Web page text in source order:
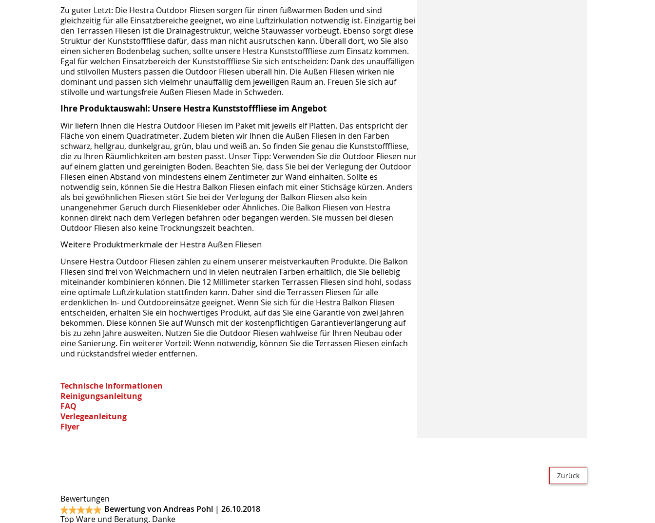
Zu guter Letzt: Die Hestra Outdoor Fliesen sorgen für einen fußwarmen Boden und sind
gleichzeitig für alle Einsatzbereiche geeignet, wo eine Luftzirkulation notwendig ist. Einzigartig bei
den Terrassen Fliesen ist die Drainagestruktur, welche Stauwasser vorbeugt. Ebenso sorgt diese
Struktur der Kunststofffliese dafür, dass man nicht ausrutschen kann. Überall dort, wo Sie also
einen sicheren Bodenbelag suchen, sollte unsere Hestra Kunststofffliese zum Einsatz kommen.
Egal für welchen Einsatzbereich der Kunststofffliese Sie sich entscheiden: Dank des unauffälligen
und stilvollen Musters passen die Outdoor Fliesen überall hin. Die Außen Fliesen wirken nie
dominant und passen sich vielmehr unauffällig dem jeweiligen Raum an. Freuen Sie sich auf
stilvolle und wartungsfreie Außen Fliesen Made in Schweden.
Ihre Produktauswahl: Unsere Hestra Kunststofffliese im Angebot
Wir liefern Ihnen die Hestra Outdoor Fliesen im Paket mit jeweils elf Platten. Das entspricht der
Fläche von einem Quadratmeter. Zudem bieten wir Ihnen die Außen Fliesen in den Farben
schwarz, hellgrau, dunkelgrau, grün, blau und weiß an. So finden Sie genau die Kunststofffliese,
die zu Ihren Räumlichkeiten am besten passt. Unser Tipp: Verwenden Sie die Outdoor Fliesen nur
auf einem glatten und gereinigten Boden. Beachten Sie, dass Sie bei der Verlegung der Outdoor
Fliesen einen Abstand von mindestens einem Zentimeter zur Wand einhalten. Sollte es
notwendig sein, können Sie die Hestra Balkon Fliesen einfach mit einer Stichsäge kürzen. Anders
als bei gewöhnlichen Fliesen stört Sie bei der Verlegung der Balkon Fliesen also kein
unangenehmer Geruch durch Fliesenkleber oder Ähnliches. Die Balkon Fliesen von Hestra
können direkt nach dem Verlegen befahren oder begangen werden. Sie müssen bei diesen
Outdoor Fliesen also keine Trocknungszeit beachten.
Weitere Produktmerkmale der Hestra Außen Fliesen
Unsere Hestra Outdoor Fliesen zählen zu einem unserer meistverkauften Produkte. Die Balkon
Fliesen sind frei von Weichmachern und in vielen neutralen Farben erhältlich, die Sie beliebig
miteinander kombinieren können. Die 12 Millimeter starken Terrassen Fliesen sind hohl, sodass
eine optimale Luftzirkulation stattfinden kann. Daher sind die Terrassen Fliesen für alle
erdenklichen In- und Outdooreinsätze geeignet. Wenn Sie sich für die Hestra Balkon Fliesen
entscheiden, erhalten Sie ein hochwertiges Produkt, auf das Sie eine Garantie von zwei Jahren
bekommen. Diese können Sie auf Wunsch mit der kostenpflichtigen Garantieverlängerung auf
bis zu zehn Jahre ausweiten. Nutzen Sie die Outdoor Fliesen wahlweise für Ihren Neubau oder
eine Sanierung. Ein weiterer Vorteil: Wenn notwendig, können Sie die Terrassen Fliesen einfach
und rückstandsfrei wieder entfernen.
Technische Informationen
Reinigungsanleitung
FAQ
Verlegeanleitung
Flyer
Zurück
Bewertungen
Bewertung von Andreas Pohl | 26.10.2018
Top Ware und Beratung. Danke